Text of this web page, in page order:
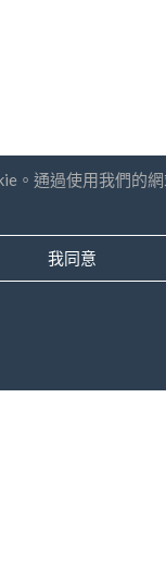
。通過使用我們的
我同意